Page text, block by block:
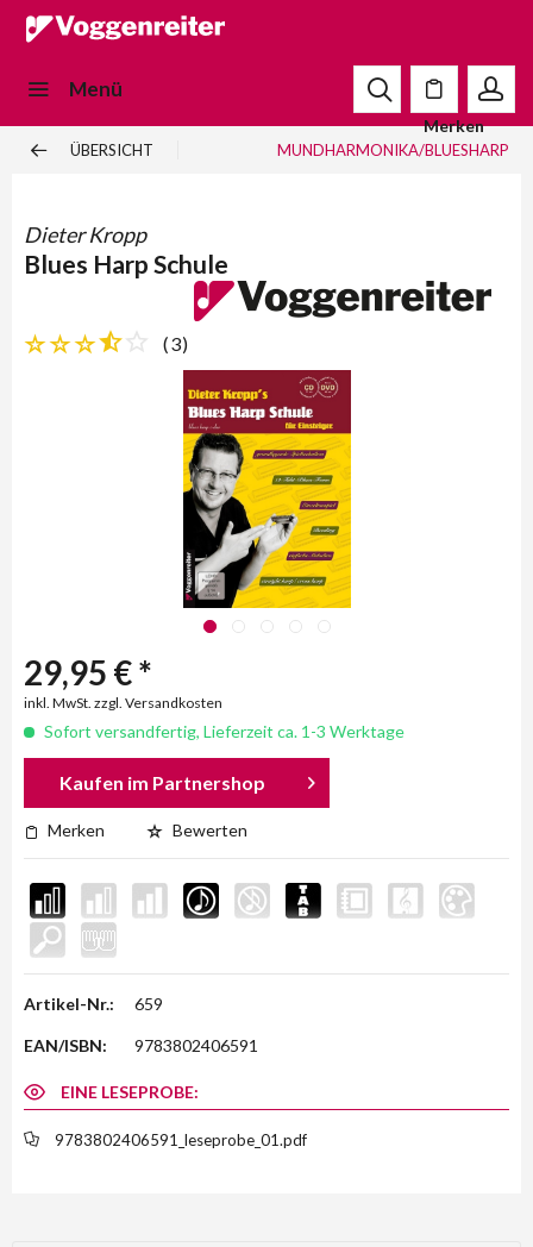
Menü
Merken
ÜBERSICHT MUNDHARMONIKA/BLUESHARP
Dieter Kropp
Blues Harp Schule
(3)
29,95 € *
inkl. MwSt. zzgl. Versandkosten
Sofort versandfertig, Lieferzeit ca. 1-3 Werktage
Kaufen im Partnershop
Merken Bewerten
Artikel-Nr.: 659
EAN/ISBN: 9783802406591
EINE LESEPROBE:
9783802406591_leseprobe_01.pdf